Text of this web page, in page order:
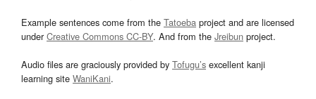
Example sentences come from the Tatoeba project and are licensed
underCreative Commons CC-BY. And from the Jreibun project.
Audio files are graciously provided by Tofugu’s excellent kanji
learning site WaniKani.